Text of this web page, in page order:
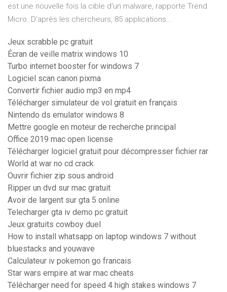
est une nouvelle fois la cible d'un malware, rapporte Trend
Micro. D'après les chercheurs, 85 applications...
Jeux scrabble pc gratuit
Écran de veille matrix windows 10
Turbo internet booster for windows 7
Logiciel scan canon pixma
Convertir fichier audio mp3 en mp4
Télécharger simulateur de vol gratuit en français
Nintendo ds emulator windows 8
Mettre google en moteur de recherche principal
Office 2019 mac open license
Télécharger logiciel gratuit pour décompresser fichier rar
World at war no cd crack
Ouvrir fichier zip sous android
Ripper un dvd sur mac gratuit
Avoir de largent sur gta 5 online
Telecharger gta iv demo pc gratuit
Jeux gratuits cowboy duel
How to install whatsapp on laptop windows 7 without
bluestacks and youwave
Calculateur iv pokemon go francais
Star wars empire at war mac cheats
Télécharger need for speed 4 high stakes windows 7